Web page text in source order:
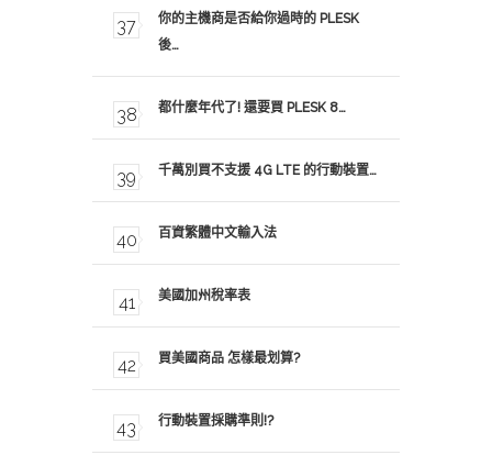
你的主機商是否給你過時的 PLESK
後…
都什麼年代了! 還要買 PLESK 8…
千萬別買不支援 4G LTE 的行動裝置…
百資繁體中文輸入法
美國加州稅率表
買美國商品 怎樣最划算?
行動裝置採購準則!?